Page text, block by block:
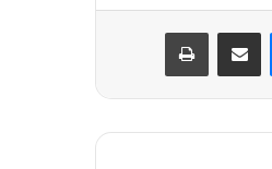
ماسنجر مشاركة عبر البريد طباعة